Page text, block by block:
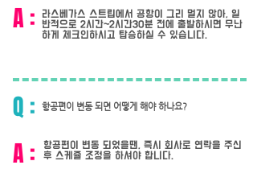
라스베가스 스트립에서 공항이 그리 멀지 않아, 일
반적으로 2시간~2시간30분 전에 출발하시면 무난
하게 체크인하시고 탑승하실 수 있습니다.
A :
Q : 항공편이 변동 되면 어떻게 해야 하나요?
항공편이 변동 되었을땐, 즉시 회사로 연락을 주신
후 스케쥴 조정을 하셔야 합니다.
A :